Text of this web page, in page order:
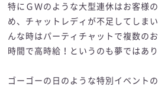
特にＧＷのような大型連休はお客様
め、チャットレディが不足してしま
んな時はパーティチャットで複数の
時間で高時給！というのも夢ではあ
ゴーゴーの日のような特別イベント